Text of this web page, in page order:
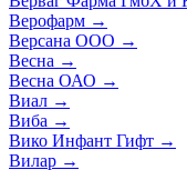
Верофарм →
Версана ООО →
Весна →
Весна ОАО →
Виал →
Виба →
Вико Инфант Гифт →
Вилар →